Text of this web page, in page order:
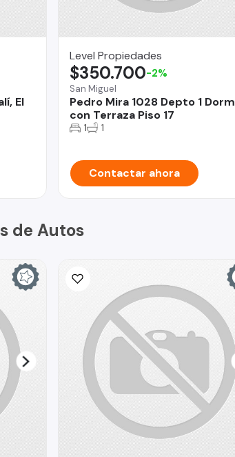
El
Level Propiedades
San Miguel
Pedro Mira 1028 Depto 1 Dorm
con Terraza Piso 17
$350.700-2%
1 1
Contactar ahora
de Autos